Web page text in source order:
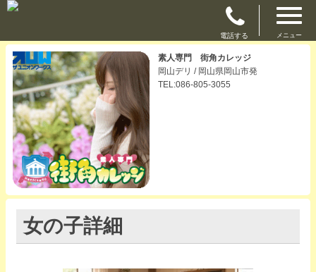
電話する メニュー
素人専門 街角カレッジ
岡山デリ / 岡山県岡山市発
TEL:086-805-3055
女の子詳細